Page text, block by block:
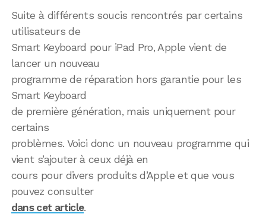
Suite à différents soucis rencontrés par certains
utilisateurs de
Smart Keyboard pour iPad Pro, Apple vient de
lancer un nouveau
programme de réparation hors garantie pour les
Smart Keyboard
de première génération, mais uniquement pour
certains
problèmes. Voici donc un nouveau programme qui
vient s’ajouter à ceux déjà en
cours pour divers produits d’Apple et que vous
pouvez consulter
dans cet article.